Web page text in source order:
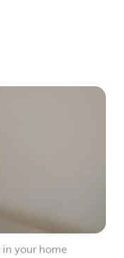
in your home